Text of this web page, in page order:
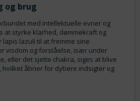
og brug
med intellektuelle evner og
at styrke klarhed, dømmekraft og
lazuli til at fremme sine
visdom og forståelse, især under
eller det sjette chakra, siges at blive
åbner for dybere indsigter og